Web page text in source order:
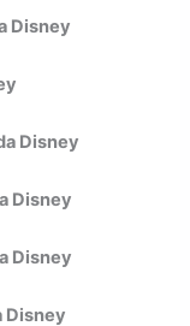
Disney
Disney
Disney
Disney
Disney